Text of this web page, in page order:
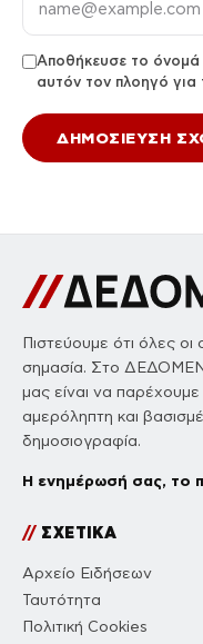
Αποθήκευσε το όνομά
αυτόν τον πλοηγό
Πιστεύουμε ότι όλες
σημασία. Στο
μας είναι να
αμερόληπτη και
δημοσιογραφία.
Η ενημέρωσή σας, το
//ΣΧΕΤΙΚΑ
Αρχείο Ειδήσεων
Ταυτότητα
Πολιτική Cookies